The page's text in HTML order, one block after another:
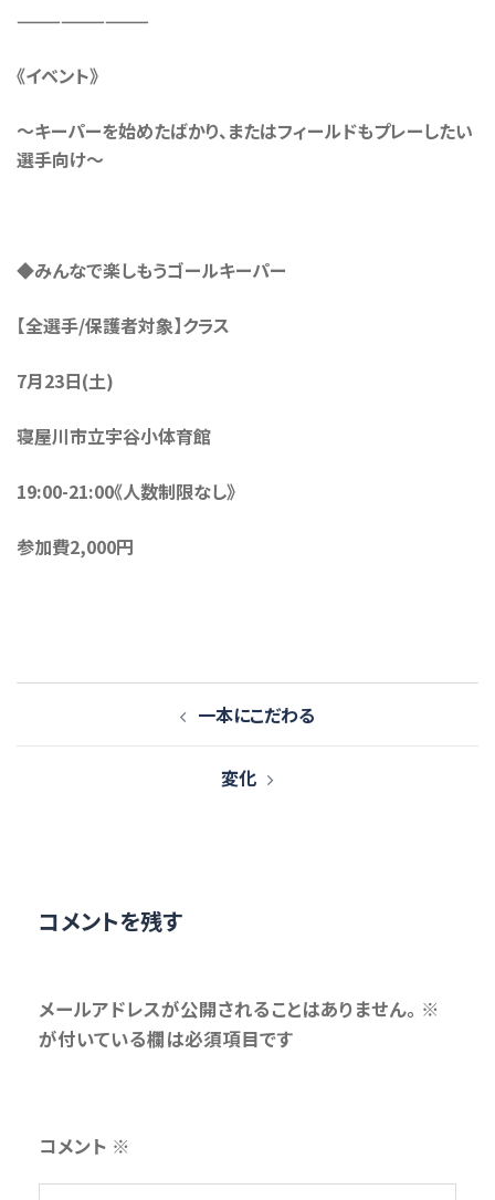
—————————
《イベント》
〜キーパーを始めたばかり、またはフィールドもプレーしたい
選手向け〜
◆みんなで楽しもうゴールキーパー
【全選手/保護者対象】クラス
7月23日(土)
寝屋川市立宇谷小体育館
19:00-21:00《人数制限なし》
参加費2,000円
投
ナ
一本にこだわる
変化
コメントを残す
メールアドレスが公開されることはありません。 ※
が付いている欄は必須項目です
コメント ※